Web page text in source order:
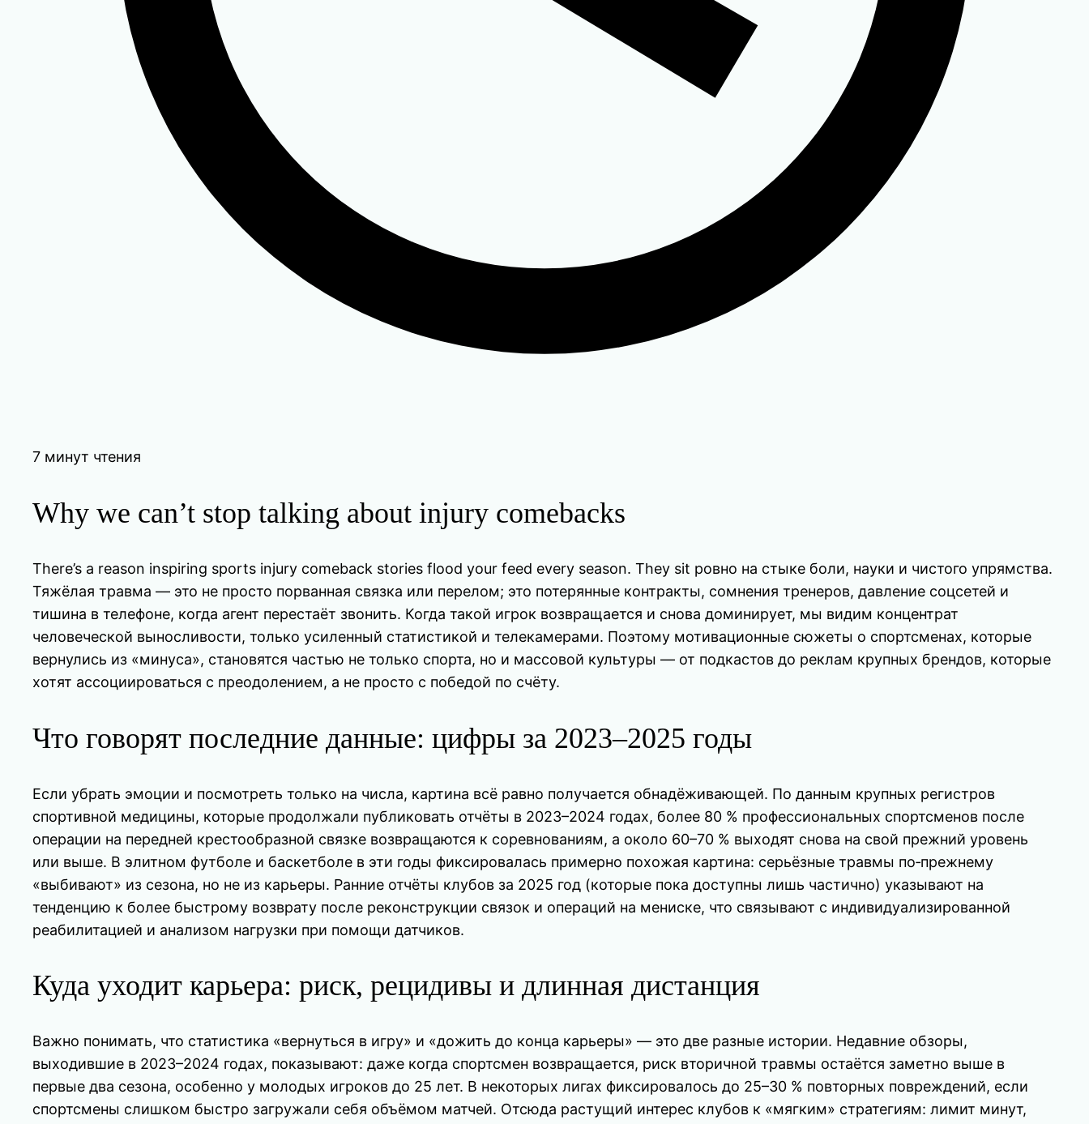
7 минут чтения
Why we can’t stop talking about injury comebacks
There’s a reason inspiring sports injury comeback stories flood your feed every season. They sit ровно на стыке боли, науки и чистого упрямства.
Тяжёлая травма — это не просто порванная связка или перелом; это потерянные контракты, сомнения тренеров, давление соцсетей и
тишина в телефоне, когда агент перестаёт звонить. Когда такой игрок возвращается и снова доминирует, мы видим концентрат
человеческой выносливости, только усиленный статистикой и телекамерами. Поэтому мотивационные сюжеты о спортсменах, которые
вернулись из «минуса», становятся частью не только спорта, но и массовой культуры — от подкастов до реклам крупных брендов, которые
хотят ассоциироваться с преодолением, а не просто с победой по счёту.
Что говорят последние данные: цифры за 2023–2025 годы
Если убрать эмоции и посмотреть только на числа, картина всё равно получается обнадёживающей. По данным крупных регистров
спортивной медицины, которые продолжали публиковать отчёты в 2023–2024 годах, более 80 % профессиональных спортсменов после
операции на передней крестообразной связке возвращаются к соревнованиям, а около 60–70 % выходят снова на свой прежний уровень
или выше. В элитном футболе и баскетболе в эти годы фиксировалась примерно похожая картина: серьёзные травмы по‑прежнему
«выбивают» из сезона, но не из карьеры. Ранние отчёты клубов за 2025 год (которые пока доступны лишь частично) указывают на
тенденцию к более быстрому возврату после реконструкции связок и операций на мениске, что связывают с индивидуализированной
реабилитацией и анализом нагрузки при помощи датчиков.
Куда уходит карьера: риск, рецидивы и длинная дистанция
Важно понимать, что статистика «вернуться в игру» и «дожить до конца карьеры» — это две разные истории. Недавние обзоры,
выходившие в 2023–2024 годах, показывают: даже когда спортсмен возвращается, риск вторичной травмы остаётся заметно выше в
первые два сезона, особенно у молодых игроков до 25 лет. В некоторых лигах фиксировалось до 25–30 % повторных повреждений, если
спортсмены слишком быстро загружали себя объёмом матчей. Отсюда растущий интерес клубов к «мягким» стратегиям: лимит минут,